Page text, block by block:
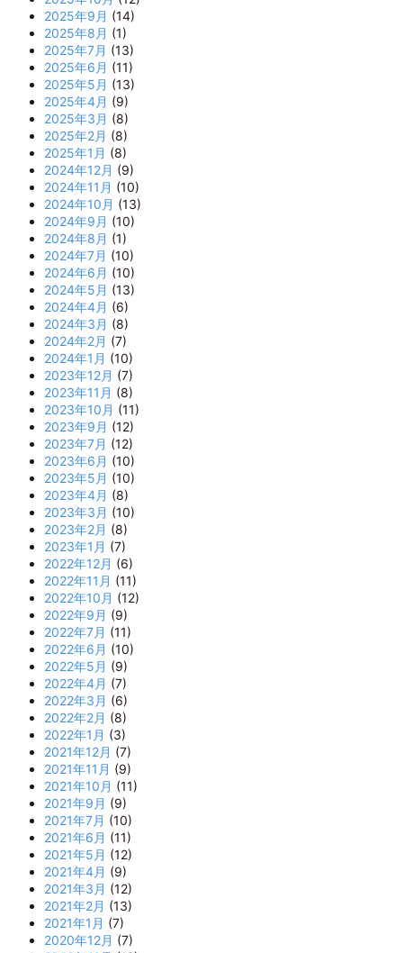
2025年9月 (14)
2025年8月 (1)
2025年7月 (13)
2025年6月 (11)
2025年5月 (13)
2025年4月 (9)
2025年3月 (8)
2025年2月 (8)
2025年1月 (8)
2024年12月 (9)
2024年11月 (10)
2024年10月 (13)
2024年9月 (10)
2024年8月 (1)
2024年7月 (10)
2024年6月 (10)
2024年5月 (13)
2024年4月 (6)
2024年3月 (8)
2024年2月 (7)
2024年1月 (10)
2023年12月 (7)
2023年11月 (8)
2023年10月 (11)
2023年9月 (12)
2023年7月 (12)
2023年6月 (10)
2023年5月 (10)
2023年4月 (8)
2023年3月 (10)
2023年2月 (8)
2023年1月 (7)
2022年12月 (6)
2022年11月 (11)
2022年10月 (12)
2022年9月 (9)
2022年7月 (11)
2022年6月 (10)
2022年5月 (9)
2022年4月 (7)
2022年3月 (6)
2022年2月 (8)
2022年1月 (3)
2021年12月 (7)
2021年11月 (9)
2021年10月 (11)
2021年9月 (9)
2021年7月 (10)
2021年6月 (11)
2021年5月 (12)
2021年4月 (9)
2021年3月 (12)
2021年2月 (13)
2021年1月 (7)
2020年12月 (7)